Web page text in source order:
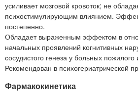
усиливает мозговой кровоток; не
психостимулирующим влиянием.
постепенно.
Обладает выраженным эффектом в
начальных проявлений когнитивных
сосудистого генеза у больных пожилого
Рекомендован в психогериатрической
Фармакокинетика